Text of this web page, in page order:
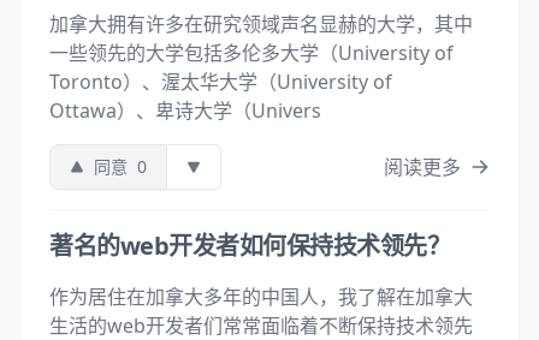
加拿大拥有许多在研究领域声名显赫的大学，其中
一些领先的大学包括多伦多大学（University of
Toronto）、渥太华大学（University of
Ottawa）、卑诗大学（Univers
同意 0 阅读更多
著名的web开发者如何保持技术领先？
作为居住在加拿大多年的中国人，我了解在加拿大
生活的web开发者们常常面临着不断保持技术领先